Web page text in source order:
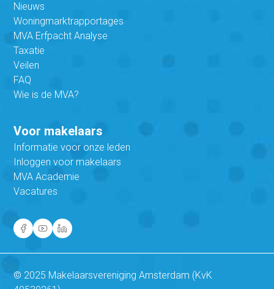
Nieuws
Woningmarktrapportages
MVA Erfpacht Analyse
Taxatie
Veilen
FAQ
Wie is de MVA?
Voor makelaars
Informatie voor onze leden
Inloggen voor makelaars
MVA Academie
Vacatures
© 2025 Makelaarsvereniging Amsterdam (KvK